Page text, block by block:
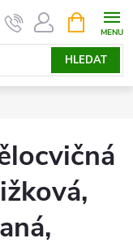
HLEDAT
NÁKUPNÍ
KOŠÍK